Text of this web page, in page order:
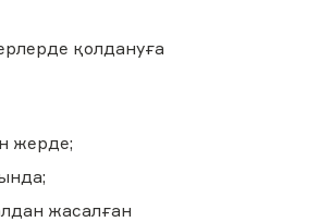
қолдануға
жерде;
жасалған